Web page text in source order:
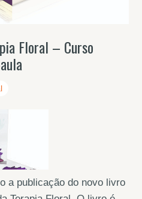
Floral – Curso
a publicação do novo livro